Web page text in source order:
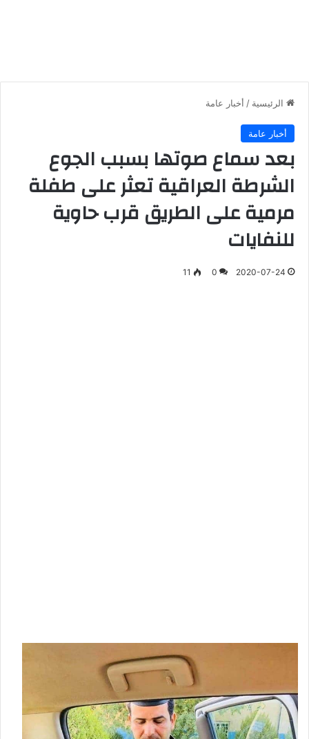
الرئيسية / أخبار عامة
أخبار عامة
بعد سماع صوتها بسبب الجوع
الشرطة العراقية تعثر على طفلة
مرمية على الطريق قرب حاوية
للنفايات
2020-07-24
0
11